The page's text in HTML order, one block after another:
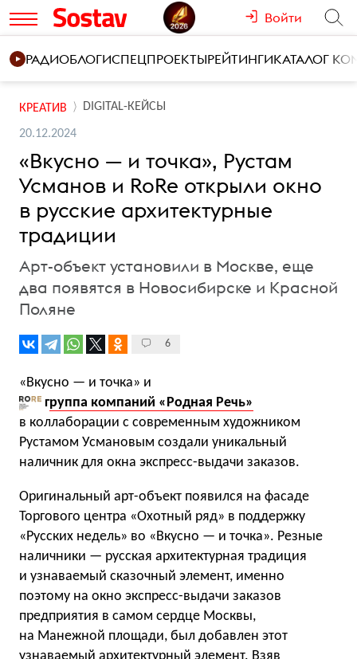
Войти
РАДИОБЛОГИСПЕЦПРОЕКТЫРЕЙТИНГИКАТАЛОГ
КРЕАТИВ DIGITAL-КЕЙСЫ
20.12.2024
«Вкусно — и точка», Рустам
Усманов и RoRe открыли окно
в русские архитектурные
традиции
Арт-объект установили в Москве, еще
два появятся в Новосибирске и Красной
Поляне
6
«Вкусно — и точка» и
группа компаний «Родная Речь»
в коллаборации с современным художником
Рустамом Усмановым создали уникальный
наличник для окна экспресс-выдачи заказов.
Оригинальный арт-объект появился на фасаде
Торгового центра «Охотный ряд» в поддержку
«Русских недель» во «Вкусно — и точка». Резные
наличники — русская архитектурная традиция
и узнаваемый сказочный элемент, именно
поэтому на окно экспресс-выдачи заказов
предприятия в самом сердце Москвы,
на Манежной площади, был добавлен этот